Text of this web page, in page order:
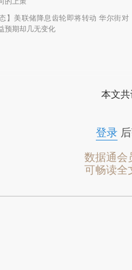
态】美联储降息齿轮即将转动 华尔街对
预期却几无变化
本文共
登录后
数据通会
可畅读全